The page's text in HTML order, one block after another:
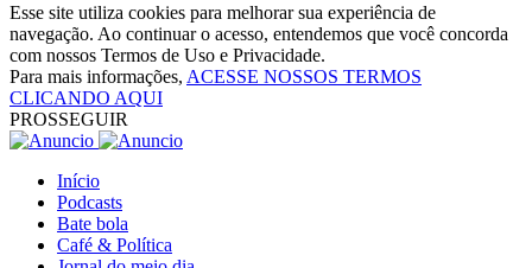
Esse site utiliza cookies para melhorar sua experiência de
navegação. Ao continuar o acesso, entendemos que você concorda
com nossos Termos de Uso e Privacidade.
Para mais informações, ACESSE NOSSOS TERMOS
CLICANDO AQUI
PROSSEGUIR
Início
Podcasts
Bate bola
Café & Política